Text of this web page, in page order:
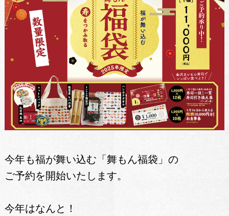
今年も福が舞い込む「舞もん福袋」の
ご予約を開始いたします。
今年はなんと！